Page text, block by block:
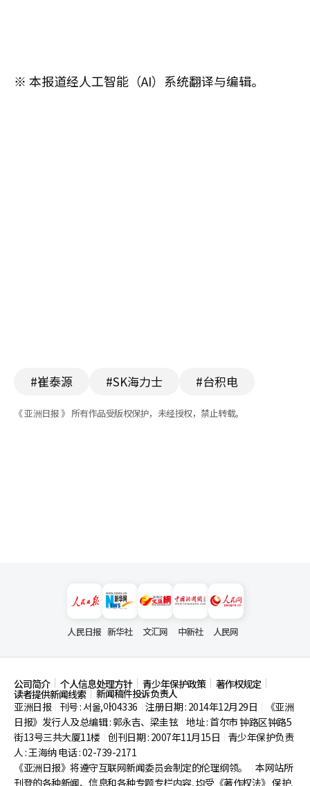
※ 本报道经人工智能（AI）系统翻译与编辑。
#崔泰源 #SK海力士 #台积电
《 亚洲日报 》 所有作品受版权保护，未经授权，禁止转载。
人民日报 新华社 文汇网 中新社 人民网
公司简介 个人信息处理方针 青少年保护政策 著作权规定
读者提供新闻线索
新闻稿件投诉负责人
亚洲日报
刊号 : 서울,아04336 注册日期 : 2014年12月29日
《亚洲
日报》发行人及总编辑 : 郭永吉、梁圭铉 地址 : 首尔市钟路区钟路5
街13号三共大厦11楼 创刊日期 : 2007年11月15日
青少年保护负责
人 : 王海纳 电话 : 02-739-2171
《亚洲日报》将遵守互联网新闻委员会制定的伦理纲领。
本网站所
刊登的各种新闻、信息和各种专题专栏内容, 均受《著作权法》 保护,